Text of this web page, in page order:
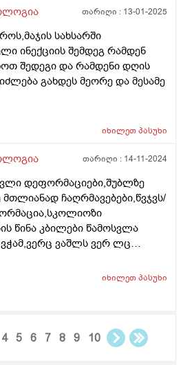
თარიღი : 13-01-2025
სახსარში
ინექციის შემდეგ რამდენ
შედეგი და რამდენი დღის
გახდეს მეორე და მესამე
იხილეთპასუხი
თარიღი : 14-11-2024
დეფორმაციები,შუბლზე
მთლიანად ჩაღრმავებები,წვჯვს/
წინა კბილები წამოსვლა
ვჭამ,ვერც ვაშლს ვერ ლც
იხილეთპასუხი
4 5 6 7 8 9 10